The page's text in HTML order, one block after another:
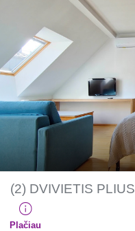
(2) DVIVIETIS PLIUS
Plačiau